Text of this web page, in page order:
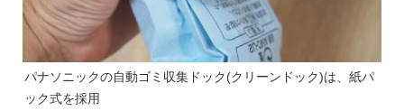
パナソニックの自動ゴミ収集ドック(クリーンドック)は、紙パ
ック式を採用